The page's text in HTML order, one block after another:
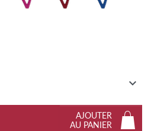

AJOUTER
AU PANIER